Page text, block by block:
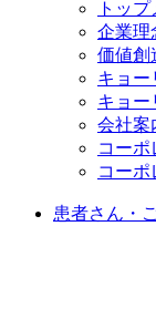
トッ
企業理
価値創
キョー
キョー
会社案
コーポ
コーポ
患者さん・